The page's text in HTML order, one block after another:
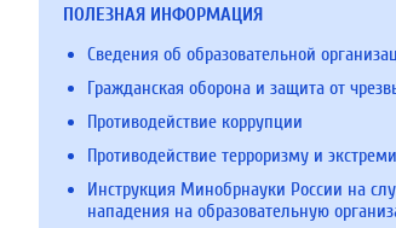
ПОЛЕЗНАЯ ИНФОРМАЦИЯ
Сведения об образовательной
Гражданская оборона и защита от
Противодействие коррупции
Противодействие терроризму и
Инструкция Минобрнауки России на
нападения на образовательную